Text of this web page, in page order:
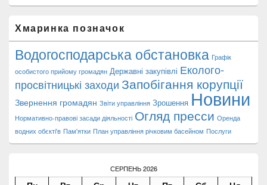
Хмаринка позначок
Водогосподарська обстановка Графік
особистого прийому громадян Державні закупівлі Еколого-
просвітницькі заходи Запобігання корупції
Звернення громадян Звіти управління Зрошення Новини
Нормативно-правові засади діяльності Огляд пресси Оренда
водних обєкті'в Пам'ятки План управління річковим басейном Послуги
СЕРПЕНЬ 2026